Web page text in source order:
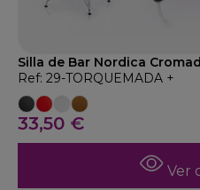
Silla de Bar Nordica
Ref: 29-TORQUEMADA +
33,50 €
Ver